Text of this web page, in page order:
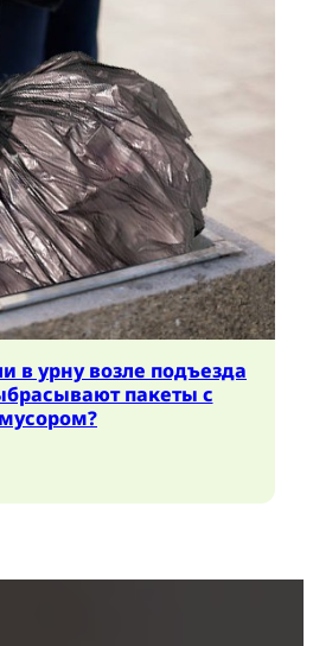
в урну возле подъезда
пакеты с
мусором?